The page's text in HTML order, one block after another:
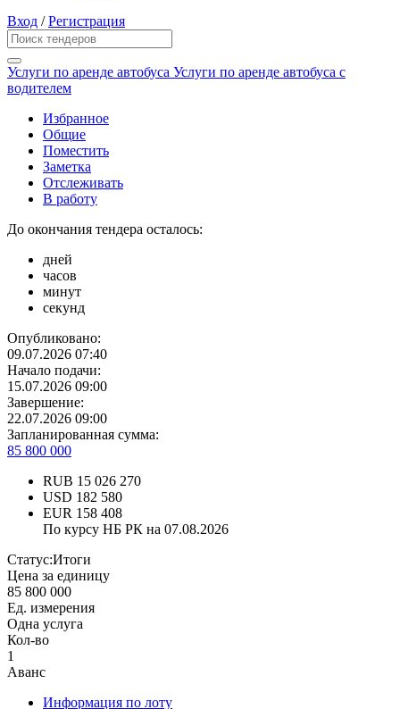
Вход /Регистрация
Услуги по аренде автобуса Услуги по аренде автобуса с
водителем
Избранное
Общие
Поместить
Заметка
Отслеживать
В работу
До окончания тендера осталось:
дней
часов
минут
секунд
Опубликовано:
09.07.2026 07:40
Начало подачи:
15.07.2026 09:00
Завершение:
22.07.2026 09:00
Запланированная сумма:
85 800 000
RUB 15 026 270
USD 182 580
EUR 158 408
По курсу НБ РК на 07.08.2026
Статус:Итоги
Цена за единицу
85 800 000
Ед. измерения
Одна услуга
Кол-во
1
Аванс
Информация по лоту